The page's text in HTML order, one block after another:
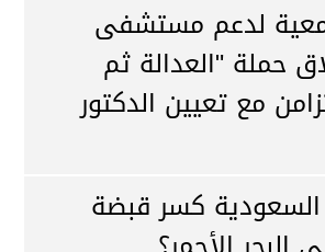
لدعم مستشفى
حملة "العدالة ثم
مع تعيين الدكتور
كسر قبضة